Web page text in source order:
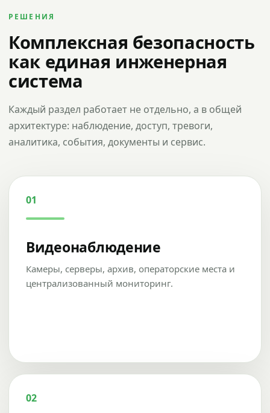
РЕШЕНИЯ
Комплексная безопасность
как единая инженерная
система
Каждый раздел работает не отдельно, а в общей
архитектуре: наблюдение, доступ, тревоги,
аналитика, события, документы и сервис.
01
Видеонаблюдение
Камеры, серверы, архив, операторские места и
централизованный мониторинг.
02